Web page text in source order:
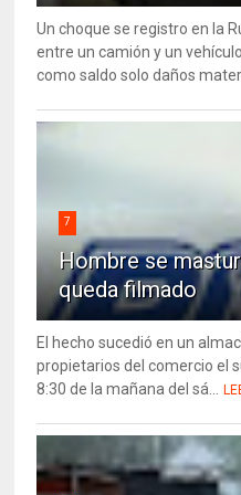
Un choque se registro en la
entre un camión y un
como saldo solo daños
7
Hombre se
queda filmado
El hecho sucedió en un
propietarios del comercio el
8:30 de la mañana del sá...